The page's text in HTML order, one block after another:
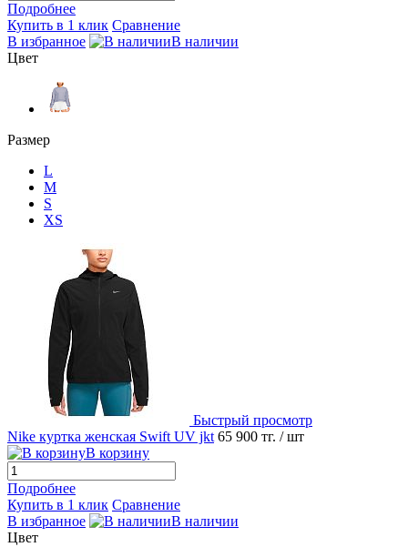
Подробнее
Купить в 1 клик Сравнение
В избранное
В наличии
Цвет
Размер
L
M
S
XS
Быстрый просмотр
Nike куртка женская Swift UV jkt 65 900 тг. / шт
В корзину
Подробнее
Купить в 1 клик Сравнение
В избранное
В наличии
Цвет